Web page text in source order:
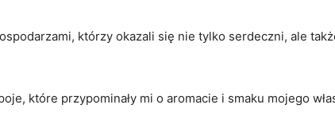
którzy okazali się nie ⁣tylko serdeczni, ale
które przypominały​ mi ⁣o aromacie i smaku mojego